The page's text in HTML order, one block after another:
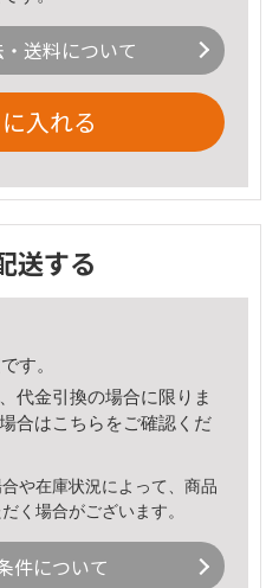
送料について
入れる
送する
す。
代金引換の場合に限りま
合はこちら をご確認くだ
や在庫状況によって、商品
く場合がございます。
件について